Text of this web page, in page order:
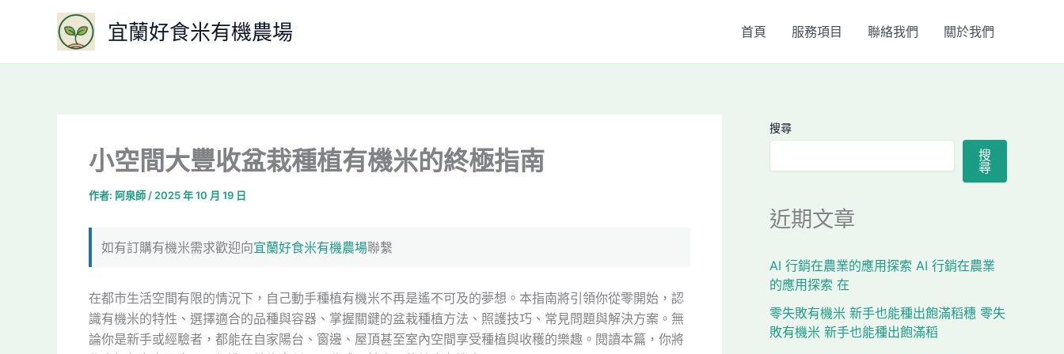
宜蘭好食米有機農場 首頁 服務項目 聯絡我們 關於我們
小空間大豐收盆栽種植有機米的終極指南
作者: 阿泉師 / 2025 年 10 月 19 日
如有訂購有機米需求歡迎向宜蘭好食米有機農場聯繫
在都市生活空間有限的情況下，自己動手種植有機米不再是遙不可及的夢想。本指南將引領你從零開始，認
識有機米的特性、選擇適合的品種與容器、掌握關鍵的盆栽種植方法、照護技巧、常見問題與解決方案。無
論你是新手或經驗者，都能在自家陽台、窗邊、屋頂甚至室內空間享受種植與收穫的樂趣。閱讀本篇，你將
搜尋
搜
尋
近期文章
AI 行銷在農業的應用探索 AI 行銷在農業
的應用探索 在
零失敗有機米 新手也能種出飽滿稻穗 零失
敗有機米 新手也能種出飽滿稻